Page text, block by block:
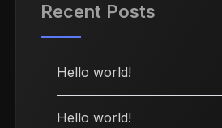
Recent Posts
Hello world!
Hello world!